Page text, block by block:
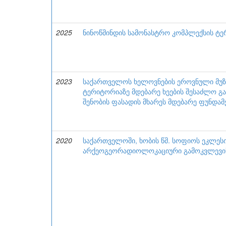
2025 ნინოწმინდის სამონასტრო კომპლექსის
2023
საქართველოს ხელოვნების ეროვნული
ტერიტორიაზე მდებარე ხეების შესაძლო
შენობის ფასადის მხარეს მდებარე
2020
საქართველოში, ხობის წმ. სოფიოს
არქეოგეორადიოლოკაციური